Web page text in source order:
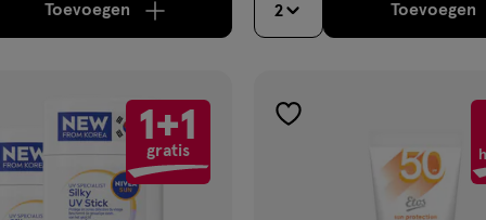
Toevoegenverhoog aantal met één, Bijna uitverkocht!Er
2 Toevoegen
1+1
gratis
toevoegen